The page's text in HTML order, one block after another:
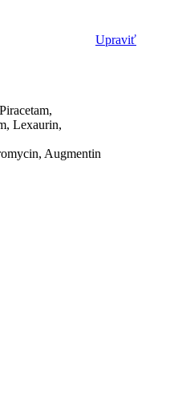
Upraviť
Lexaurin,
Augmentin